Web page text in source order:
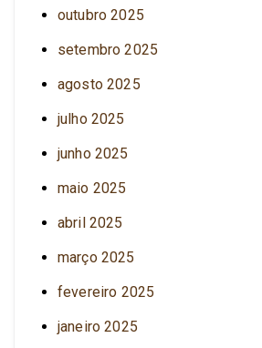
outubro 2025
setembro 2025
agosto 2025
julho 2025
junho 2025
maio 2025
abril 2025
março 2025
fevereiro 2025
janeiro 2025